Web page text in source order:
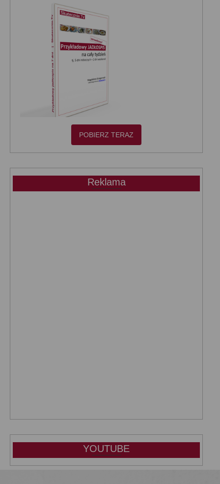
POBIERZ TERAZ
Reklama
YOUTUBE